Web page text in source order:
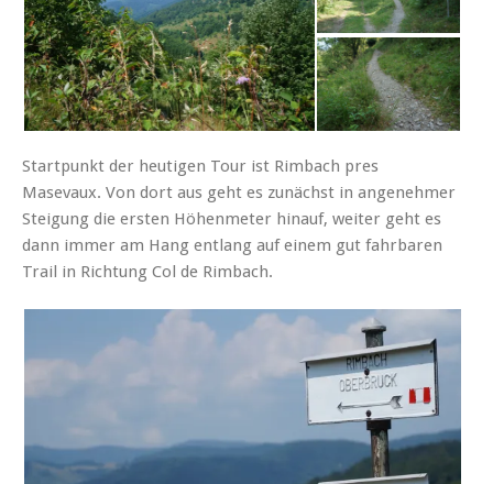
Startpunkt der heutigen Tour ist Rimbach pres
Masevaux. Von dort aus geht es zunächst in angenehmer
Steigung die ersten Höhenmeter hinauf, weiter geht es
dann immer am Hang entlang auf einem gut fahrbaren
Trail in Richtung Col de Rimbach.